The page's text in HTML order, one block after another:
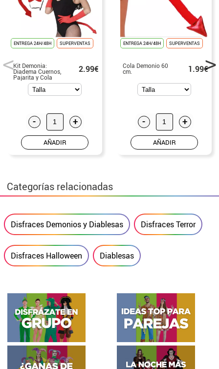
ENTREGA 24H/48H SUPERVENTAS
Kit Demonia:
Diadema Cuernos,
Pajarita y Cola
2.99€
- +
AÑADIR
ENTREGA 24H/48H SUPERVENTAS
Cola Demonio 60
cm. 1.99€
- +
AÑADIR
Categorías relacionadas
Disfraces Demonios y Diablesas Disfraces Terror
Disfraces Halloween Diablesas